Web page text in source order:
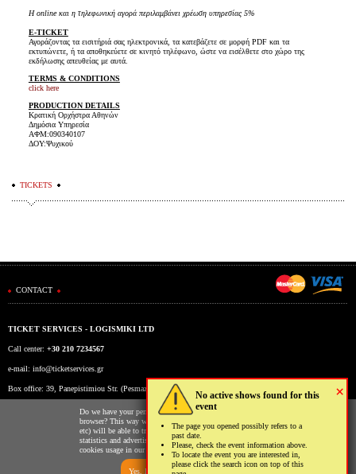
×
No active shows found for this
event
The page you opened possibly refers to a
past date.
Please, check the event information above.
To locate the event you are interested in,
please click the search icon on top of this
H online και η τηλεφωνική αγορά περιλαμβάνει χρέωση υπηρεσίας 5%
E-TICKET
Αγοράζοντας τα εισιτήριά σας ηλεκτρονικά, τα κατεβάζετε σε μορφή PDF και τα
εκτυπώνετε, ή τα αποθηκεύετε σε κινητό τηλέφωνο, ώστε να εισέλθετε στο χώρο της
εκδήλωσης απευθείας με αυτά.
TERMS & CONDITIONS
click here
PRODUCTION DETAILS
Κρατική Ορχήστρα Αθηνών
Δημόσια Υπηρεσία
ΑΦΜ:090340107
ΔΟΥ:Ψυχικού
TICKETS
CONTACT
TICKET SERVICES - LOGISMIKI LTD
Call center: +30 210 7234567
e-mail: info@ticketservices.gr
Box office: 39, Panepistimiou Str. (Pesmazoglou Arc), Athens, Greece
Working hours: Mon-Fri: 9am-5pmDo we have your permission to store cookies to your
browser? This way we and third parties (Google, Facebook
etc) will be able to track your usage of our website for
statistics and advertising reasons. You may read more on the
cookies usage in our website clickinghere.
Yes, I allow